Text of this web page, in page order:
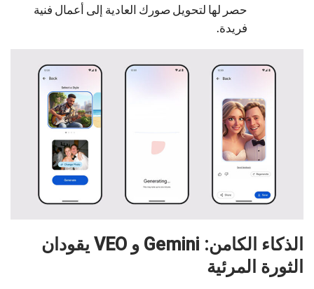
حصر لها لتحويل صورك العادية إلى أعمال فنية
فريدة.
الذكاء الكامن: Gemini و VEO يقودان
الثورة المرئية